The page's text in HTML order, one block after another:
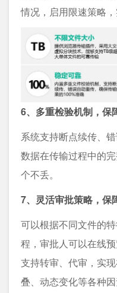
情况，启用限速策略
6、多重检验机制，保
系统支持断点续传、
数据在传输过程中的
个不丢。
7、灵活审批策略，保
可以根据不同文件的
程，审批人可以在线
支持转审、代审，实
叠、动态变化等各种